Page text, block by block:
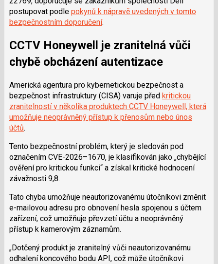
postupovat podle pokynů k nápravě uvedených v tomto
bezpečnostním doporučení.
CCTV Honeywell je zranitelná vůči
chybě obcházení autentizace
Americká agentura pro kybernetickou bezpečnost a
bezpečnost infrastruktury (CISA) varuje před kritickou
zranitelností v několika produktech CCTV Honeywell, která
umožňuje neoprávněný přístup k přenosům nebo únos
účtů.
Tento bezpečnostní problém, který je sledován pod
označením CVE-2026–1670, je klasifikován jako „chybějící
ověření pro kritickou funkci“ a získal kritické hodnocení
závažnosti 9,8.
Tato chyba umožňuje neautorizovanému útočníkovi změnit
e-mailovou adresu pro obnovení hesla spojenou s účtem
zařízení, což umožňuje převzetí účtu a neoprávněný
přístup k kamerovým záznamům.
„Dotčený produkt je zranitelný vůči neautorizovanému
odhalení koncového bodu API, což může útočníkovi